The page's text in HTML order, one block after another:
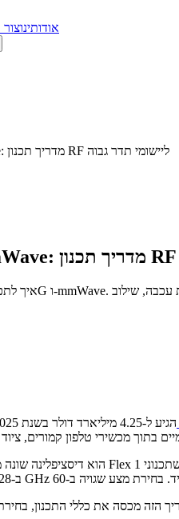
אודותינו
Flex PCB לאנטנות 5G ו-mmWave: מדריך תכנון RF ליישומי תדר גבוה
שוק ה-PCB הגמיש ל-5G הגיע ל-4.25 מיליארד דולר בשנת 2025, וצפוי להגיע ל-